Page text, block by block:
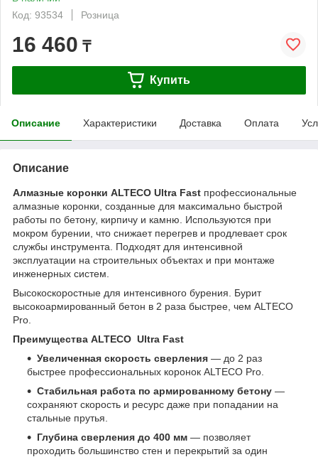
Код: 93534
Розница
16 460 ₸
Купить
Описание Характеристики Доставка Оплата
Описание
Алмазные коронки ALTECO Ultra Fast профессиональные
алмазные коронки, созданные для максимально быстрой
работы по бетону, кирпичу и камню. Используются при
мокром бурении, что снижает перегрев и продлевает срок
службы инструмента. Подходят для интенсивной
эксплуатации на строительных объектах и при монтаже
инженерных систем.
Высокоскоростные для интенсивного бурения. Бурит
высокоармированный бетон в 2 раза быстрее, чем ALTECO
Pro.
Преимущества ALTECO Ultra Fast
Увеличенная скорость сверления — до 2 раз
быстрее профессиональных коронок ALTECO Pro.
Стабильная работа по армированному бетону —
сохраняют скорость и ресурс даже при попадании на
стальные прутья.
Глубина сверления до 400 мм — позволяет
проходить большинство стен и перекрытий за один